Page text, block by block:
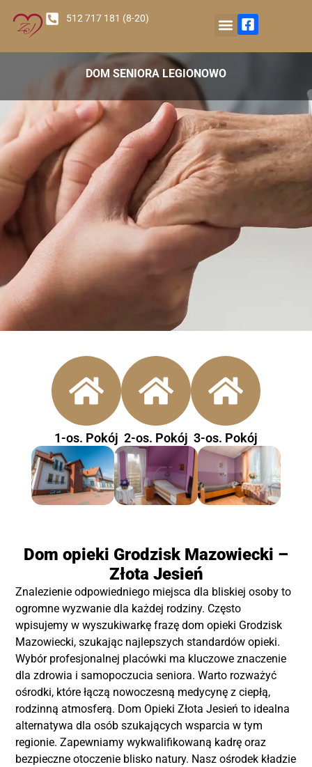
512 717 181 (8-20)
DOM SENIORA LEGIONOWO
1-os. Pokój 2-os. Pokój 3-os. Pokój
Dom opieki Grodzisk Mazowiecki –
Złota Jesień
Znalezienie odpowiedniego miejsca dla bliskiej osoby to
ogromne wyzwanie dla każdej rodziny. Często
wpisujemy w wyszukiwarkę frazę dom opieki Grodzisk
Mazowiecki, szukając najlepszych standardów opieki.
Wybór profesjonalnej placówki ma kluczowe znaczenie
dla zdrowia i samopoczucia seniora. Warto rozważyć
ośrodki, które łączą nowoczesną medycynę z ciepłą,
rodzinną atmosferą. Dom Opieki Złota Jesień to idealna
alternatywa dla osób szukających wsparcia w tym
regionie. Zapewniamy wykwalifikowaną kadrę oraz
bezpieczne otoczenie blisko natury. Nasz ośrodek kładzie